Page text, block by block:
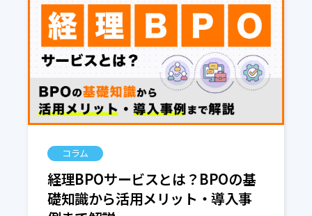
コラム
経理BPOサービスとは？BPOの基
礎知識から活用メリット・導入事